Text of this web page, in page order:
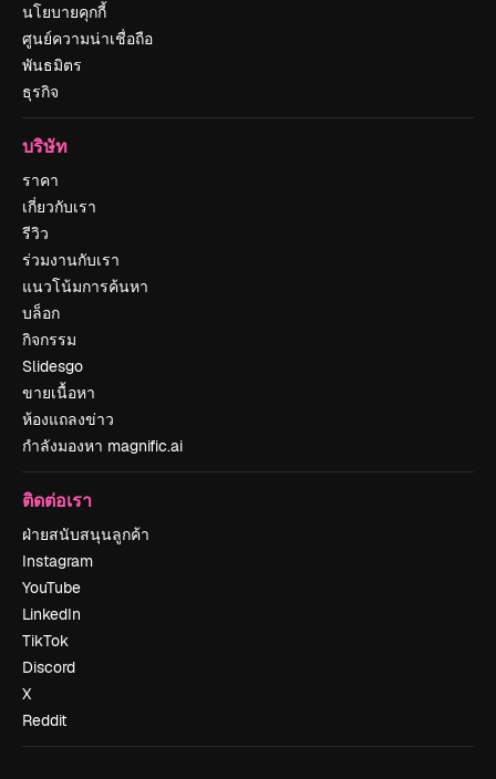
นโยบายคุกกี้
ศูนย์ความน่าเชื่อถือ
พันธมิตร
ธุรกิจ
บริษัท
ราคา
เกี่ยวกับเรา
รีวิว
ร่วมงานกับเรา
แนวโน้มการค้นหา
บล็อก
กิจกรรม
Slidesgo
ขายเนื้อหา
ห้องแถลงข่าว
กำลังมองหา magnific.ai
ติดต่อเรา
ฝ่ายสนับสนุนลูกค้า
Instagram
YouTube
LinkedIn
TikTok
Discord
X
Reddit